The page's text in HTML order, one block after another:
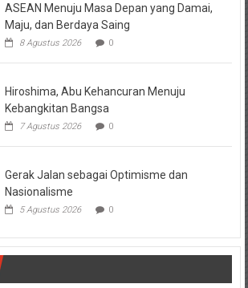
ASEAN Menuju Masa Depan yang Damai,
Maju, dan Berdaya Saing
8 Agustus 2026 0
Hiroshima, Abu Kehancuran Menuju
Kebangkitan Bangsa
7 Agustus 2026 0
Gerak Jalan sebagai Optimisme dan
Nasionalisme
5 Agustus 2026 0